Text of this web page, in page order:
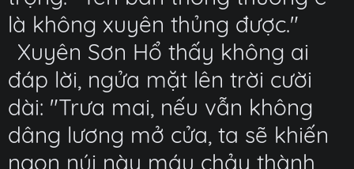
là không xuyên thủng được."
Xuyên Sơn Hổ thấy không ai
đáp lời, ngửa mặt lên trời cười
dài: "Trưa mai, nếu vẫn không
dâng lương mở cửa, ta sẽ khiến
ngọn núi này máu chảy thành